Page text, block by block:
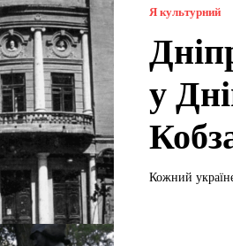
Я культурний
у
Кожний